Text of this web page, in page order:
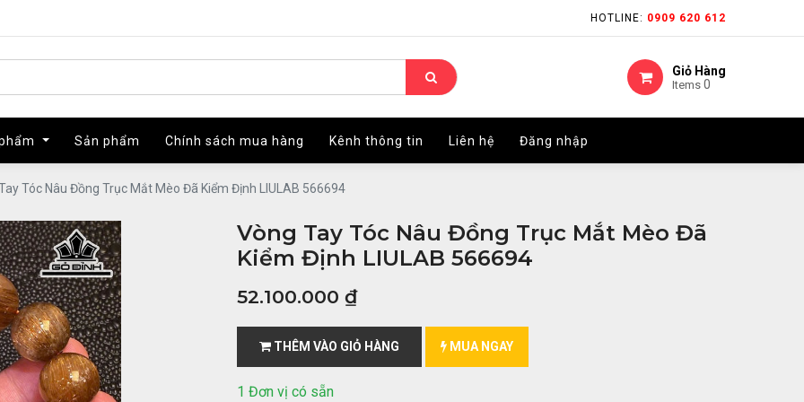
HOTLINE: 0909 620 612
Giỏ Hàng
Items 0
Sản phẩm Chính sách mua hàng Kênh thông tin Liên hệ Đăng nhập
HOTLINE: 0909 620 612
Giỏ Hàng
Items 0
Sản phẩm Chính sách mua hàng Kênh thông tin Liên hệ Đăng nhập
Tóc Nâu Đồng Trục Mắt Mèo Đã Kiểm Định LIULAB 566694
Vòng Tay Tóc Nâu Đồng Trục Mắt Mèo Đã
Kiểm Định LIULAB 566694
52.100.000 ₫
THÊM VÀO GIỎ HÀNG MUA NGAY
1 Đơn vị có sẵn